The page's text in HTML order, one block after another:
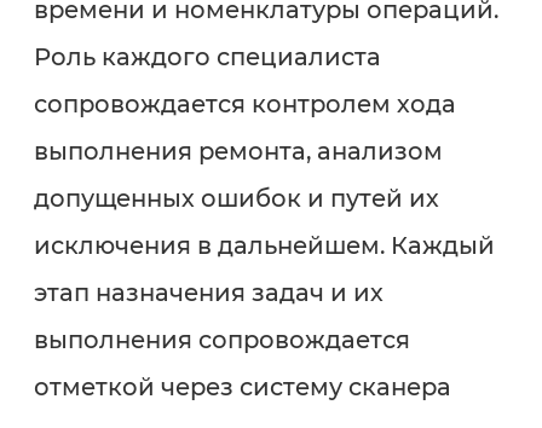
времени и номенклатуры операций.
Роль каждого специалиста
сопровождается контролем хода
выполнения ремонта, анализом
допущенных ошибок и путей их
исключения в дальнейшем. Каждый
этап назначения задач и их
выполнения сопровождается
отметкой через систему сканера